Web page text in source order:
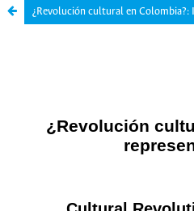
¿Revolución cultural en